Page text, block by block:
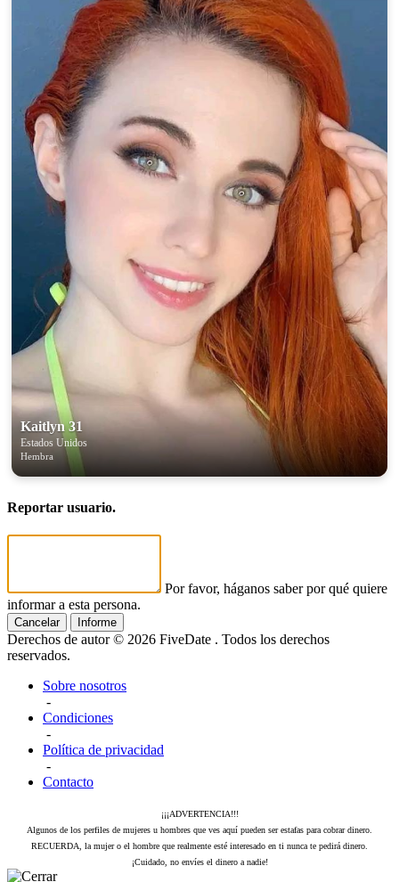
Kaitlyn 31
Estados Unidos
Hembra
Reportar usuario.
Por favor, háganos saber por qué quiere
informar a esta persona.
Cancelar Informe
Derechos de autor © 2026 FiveDate . Todos los derechos
reservados.
Sobre nosotros
-
Condiciones
-
Política de privacidad
-
Contacto
¡¡¡ADVERTENCIA!!!
Algunos de los perfiles de mujeres u hombres que ves aquí pueden ser estafas para cobrar dinero.
RECUERDA, la mujer o el hombre que realmente esté interesado en ti nunca te pedirá dinero.
¡Cuidado, no envíes el dinero a nadie!